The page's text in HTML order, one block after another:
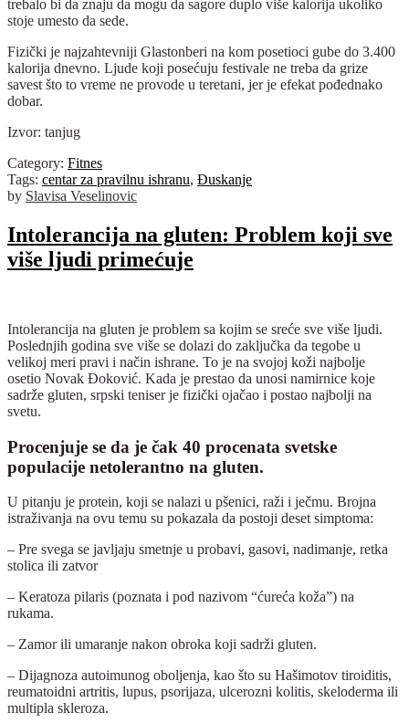
trebalo bi da znaju da mogu da sagore duplo više kalorija ukoliko
stoje umesto da sede.
Fizički je najzahtevniji Glastonberi na kom posetioci gube do 3.400
kalorija dnevno. Ljude koji posećuju festivale ne treba da grize
savest što to vreme ne provode u teretani, jer je efekat pođednako
dobar.
Izvor: tanjug
Category: Fitnes
Tags: centar za pravilnu ishranu, Ðuskanje
by Slavisa Veselinovic
Intolerancija na gluten: Problem koji sve
više ljudi primećuje
Intolerancija na gluten je problem sa kojim se sreće sve više ljudi.
Poslednjih godina sve više se dolazi do zaključka da tegobe u
velikoj meri pravi i način ishrane. To je na svojoj koži najbolje
osetio Novak Đoković. Kada je prestao da unosi namirnice koje
sadrže gluten, srpski teniser je fizički ojačao i postao najbolji na
svetu.
Procenjuje se da je čak 40 procenata svetske
populacije netolerantno na gluten.
U pitanju je protein, koji se nalazi u pšenici, raži i ječmu. Brojna
istraživanja na ovu temu su pokazala da postoji deset simptoma:
– Pre svega se javljaju smetnje u probavi, gasovi, nadimanje, retka
stolica ili zatvor
– Keratoza pilaris (poznata i pod nazivom “ćureća koža”) na
rukama.
– Zamor ili umaranje nakon obroka koji sadrži gluten.
– Dijagnoza autoimunog oboljenja, kao što su Hašimotov tiroiditis,
reumatoidni artritis, lupus, psorijaza, ulcerozni kolitis, skeloderma ili
multipla skleroza.